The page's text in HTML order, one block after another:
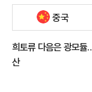
중국
희토류 다음은 광모듈
산